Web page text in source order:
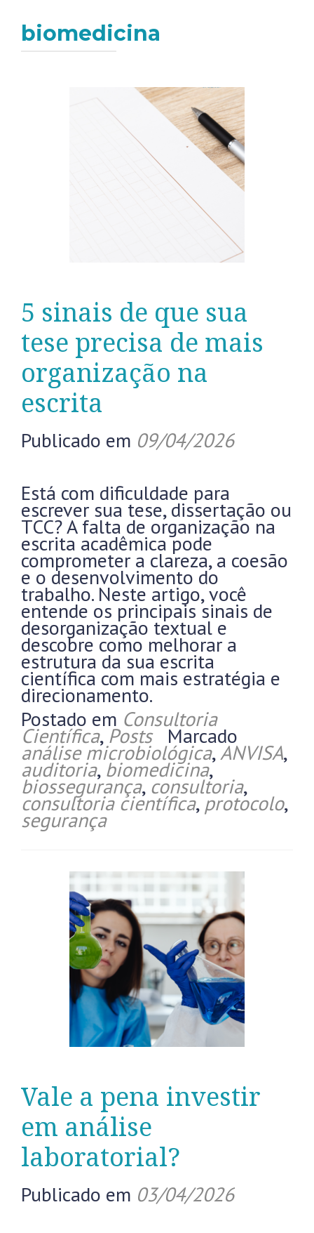
biomedicina
5 sinais de que sua
tese precisa de mais
organização na
escrita
Publicado em 09/04/2026
Está com dificuldade para
escrever sua tese, dissertação ou
TCC? A falta de organização na
escrita acadêmica pode
comprometer a clareza, a coesão
e o desenvolvimento do
trabalho. Neste artigo, você
entende os principais sinais de
desorganização textual e
descobre como melhorar a
estrutura da sua escrita
científica com mais estratégia e
direcionamento.
Postado em Consultoria
Científica, Posts Marcado
análise microbiológica,ANVISA,
auditoria, biomedicina,
biossegurança, consultoria,
consultoria científica,protocolo,
segurança
Vale a pena investir
em análise
laboratorial?
Publicado em 03/04/2026